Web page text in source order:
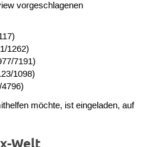
vorgeschlagenen
1262)
7191)
1098)
möchte, ist eingeladen, auf
Welt